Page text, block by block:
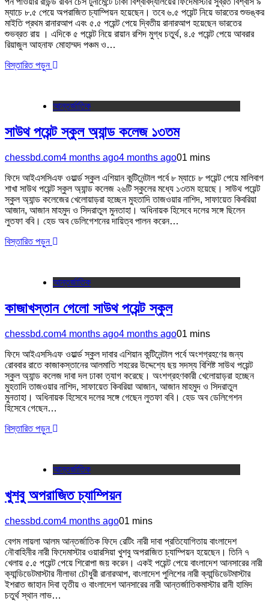
ম্যাচে ৮.৫ পেয়ে অপরাজিত চ্যাম্পিয়ন হয়েছেন। তবে ৬.৫ পয়েন্ট নিয়ে ভারতের শুভঙ্কর
মাইতি প্রথম রানারআপ এবং ৫.৫ পয়েন্ট পেয়ে দ্বিতীয় রানারআপ হয়েছেন ভারতের
শুভব্রত রায় । এদিকে ৫ পয়েন্ট নিয়ে রায়ান রশিদ মুগ্ধ চতুর্থ, ৪.৫ পয়েন্ট পেয়ে আবরার
রিয়াজুল আহনাফ মোহাম্মদ পঞ্চম ও…
বিস্তারিত পড়ুন
আন্তর্জাতিক
সাউথ পয়েন্ট স্কুল অ্যান্ড কলেজ ১৩তম
chessbd.com4 months ago4 months ago01 mins
ফিদে আইএসসিএফ ওয়ার্ল্ড স্কুল এশিয়ান কন্টিনেন্টাল পর্বে ৮ ম্যাচে ৮ পয়েন্ট পেয়ে মালিবাগ
শাখা সাউথ পয়েন্ট স্কুল অ্যান্ড কলেজ ২৬টি স্কুলের মধ্যে ১৩তম হয়েছে। সাউথ পয়েন্ট
স্কুল অ্যান্ড কলেজের খেলোয়াড়রা হচ্ছেন মুহতাদি তাজওয়ার নাশিদ, সাফায়েত কিবরিয়া
আজান, আজান মাহমুদ ও সিদরাতুল মুনতাহা। অধিনায়ক হিসেবে দলের সঙ্গে ছিলেন
লুতফা ববি। হেড অব ডেলিগেশনের দায়িত্ব পালন করেন…
বিস্তারিত পড়ুন
আন্তর্জাতিক
কাজাখস্তান গেলো সাউথ পয়েন্ট স্কুল
chessbd.com4 months ago4 months ago01 mins
ফিদে আইএসসিএফ ওয়ার্ল্ড স্কুল দাবার এশিয়ান কন্টিনেন্টাল পর্বে অংশগ্রহণের জন্য
রোববার রাতে কাজাকস্তানের আলমাতি শহরের উদ্দেশ্যে ছয় সদস্য বিশিষ্ট সাউথ পয়েন্ট
স্কুল অ্যান্ড কলেজ দাবা দল ঢাকা ত্যাগ করেছে। অংশগ্রহণকারী খেলোয়াড়রা হচ্ছেন
মুহতাদি তাজওয়ার নাশিদ, সাফায়েত কিবরিয়া আজান, আজান মাহমুদ ও সিদরাতুল
মুনতাহা। অধিনায়ক হিসেবে দলের সঙ্গে গেছেন লুতফা ববি। হেড অব ডেলিগেশন
হিসেবে গেছেন…
বিস্তারিত পড়ুন
আন্তর্জাতিক
খুশবু অপরাজিত চ্যাম্পিয়ন
chessbd.com4 months ago01 mins
বেগম লায়লা আলম আন্তর্জাতিক ফিদে রেটিং নারী দাবা প্রতিযোগিতায় বাংলাদেশ
নৌবাহিনীর নারী ফিদেমাস্টার ওয়ারসিয়া খুশবু অপরাজিত চ্যাম্পিয়ন হয়েছেন। তিনি ৭
খেলায় ৫.৫ পয়েন্ট পেয়ে শিরোপা জয় করেন। একই পয়েন্ট পেয়ে বাংলাদেশ আনসারের নারী
ক্যান্ডিডেটমাস্টার নীলাভা চৌধুরী রানারআপ, বাংলাদেশ পুলিশের নারী ক্যান্ডিডেটমাস্টার
ইশরাত জাহান দিবা তৃতীয় ও বাংলাদেশ আনসারের নারী আন্তর্জাতিকমাস্টার রানী হামিদ
চতুর্থ স্থান লাভ…